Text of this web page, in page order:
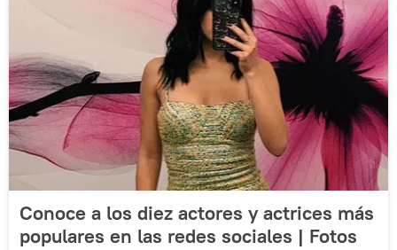
Conoce a los diez actores y actrices más
populares en las redes sociales | Fotos